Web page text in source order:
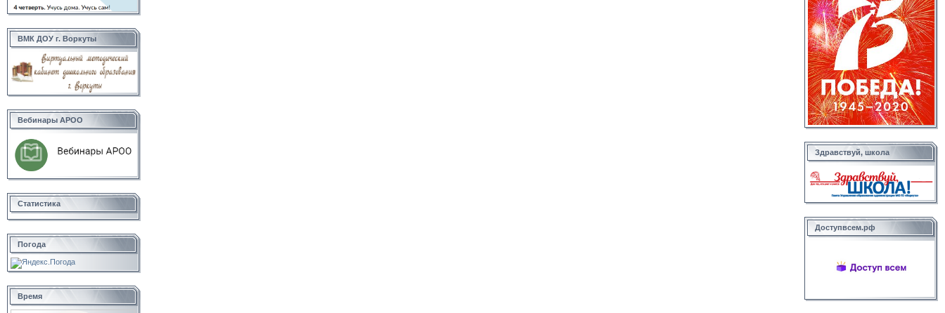
ВМК ДОУ г. Воркуты
Вебинары АРОО
Статистика
Погода
Время
Здравствуй, школа
Доступвсем.рф